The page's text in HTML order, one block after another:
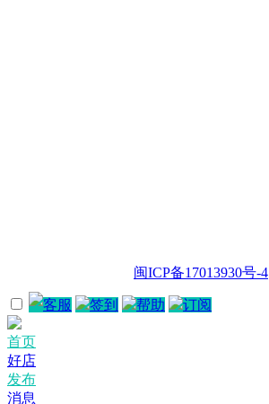
闽ICP备17013930号-4
客服 签到 帮助 订阅
首页
好店
发布
消息